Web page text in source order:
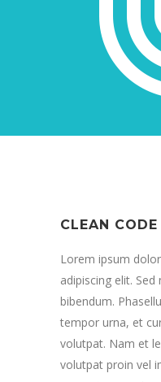
CLEAN CODE
Lorem ipsum
adipiscing elit.
bibendum.
tempor urna, et
volutpat. Nam et
volutpat proin vel